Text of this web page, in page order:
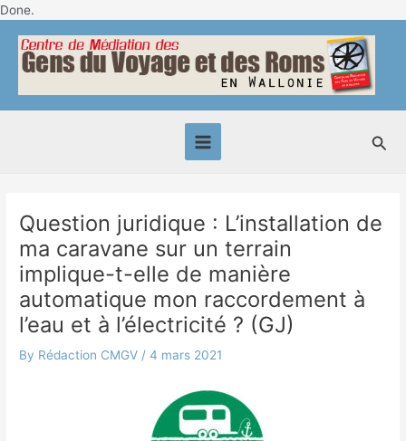
Done.
content
Main
Menu
Question juridique : L’installation de
ma caravane sur un terrain
implique-t-elle de manière
automatique mon raccordement à
l’eau et à l’électricité ? (GJ)
By Rédaction CMGV /4 mars 2021
navigation